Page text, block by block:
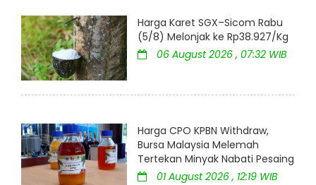
Harga Karet SGX–Sicom Rabu
(5/8) Melonjak ke Rp38.927/Kg
06 August 2026 , 07:32 WIB
Harga CPO KPBN Withdraw,
Bursa Malaysia Melemah
Tertekan Minyak Nabati Pesaing
01 August 2026 , 12:19 WIB